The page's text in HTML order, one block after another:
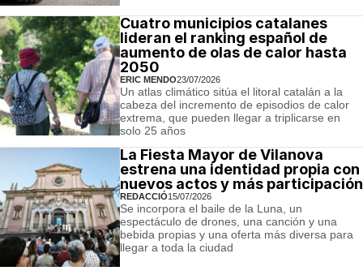
Cuatro municipios catalanes
lideran el ranking español de
aumento de olas de calor hasta
2050
ERIC MENDO23/07/2026
Un atlas climático sitúa el litoral catalán a la
cabeza del incremento de episodios de calor
extrema, que pueden llegar a triplicarse en
solo 25 años
La Fiesta Mayor de Vilanova
estrena una identidad propia con
nuevos actos y más participación
REDACCIÓ15/07/2026
Se incorpora el baile de la Luna, un
espectáculo de drones, una canción y una
bebida propias y una oferta más diversa para
llegar a toda la ciudad